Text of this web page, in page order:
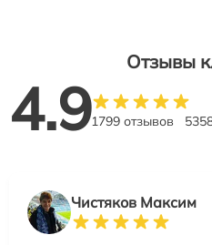
Отзывы
4.91799 отзывов
Чистяков Максим